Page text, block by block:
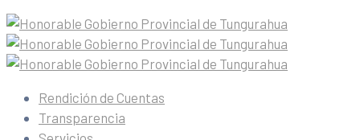
Rendición de Cuentas
Transparencia